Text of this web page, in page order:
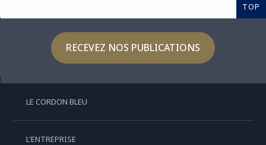
TOP
RECEVEZ NOS PUBLICATIONS
LE CORDON BLEU
L'ENTREPRISE